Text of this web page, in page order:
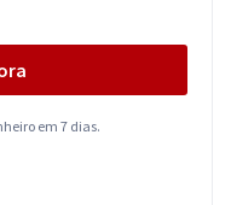
em 7 dias.